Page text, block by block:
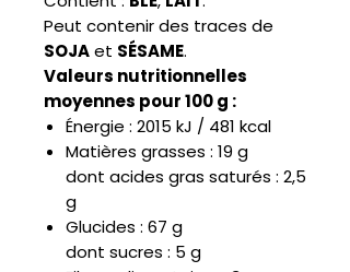
Peut contenir des traces de
SOJAet SÉSAME.
Valeurs nutritionnelles
moyennes pour 100 g :
Énergie : 2015 kJ / 481 kcal
Matières grasses : 19 g
dont acides gras saturés : 2,5
g
Glucides : 67 g
dont sucres : 5 g